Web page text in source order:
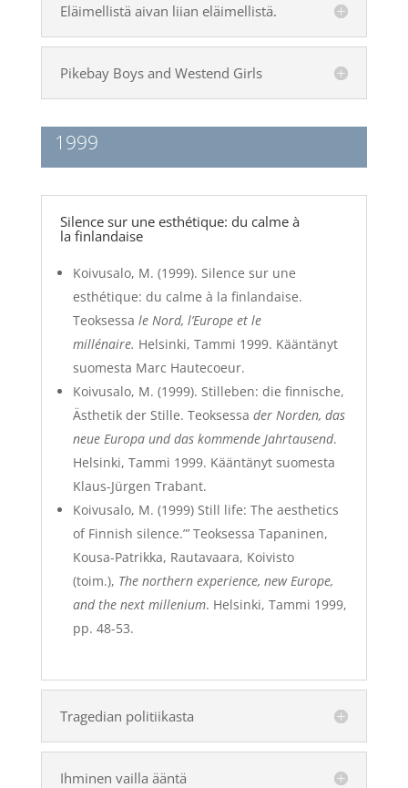
Eläimellistä aivan liian eläimellistä.
Pikebay Boys and Westend Girls
1999
Silence sur une esthétique: du calme à
la finlandaise
Koivusalo, M. (1999). Silence sur une
esthétique: du calme à la finlandaise.
Teoksessa le Nord, l’Europe et le
millénaire. Helsinki, Tammi 1999. Kääntänyt
suomesta Marc Hautecoeur.
Koivusalo, M. (1999). Stilleben: die finnische,
Ästhetik der Stille. Teoksessa der Norden, das
neue Europa und das kommende Jahrtausend.
Helsinki, Tammi 1999. Kääntänyt suomesta
Klaus-Jürgen Trabant.
Koivusalo, M. (1999) Still life: The aesthetics
of Finnish silence.”’ Teoksessa Tapaninen,
Kousa-Patrikka, Rautavaara, Koivisto
(toim.), The northern experience, new Europe,
and the next millenium. Helsinki, Tammi 1999,
pp. 48-53.
Tragedian politiikasta
Ihminen vailla ääntä